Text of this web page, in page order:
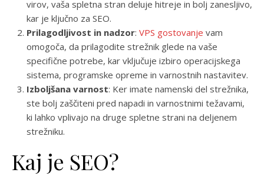
virov, vaša spletna stran deluje hitreje in bolj zanesljivo,
kar je ključno za SEO.
Prilagodljivost in nadzor: VPS gostovanje vam
omogoča, da prilagodite strežnik glede na vaše
specifične potrebe, kar vključuje izbiro operacijskega
sistema, programske opreme in varnostnih nastavitev.
Izboljšana varnost: Ker imate namenski del strežnika,
ste bolj zaščiteni pred napadi in varnostnimi težavami,
ki lahko vplivajo na druge spletne strani na deljenem
strežniku.
Kaj je SEO?